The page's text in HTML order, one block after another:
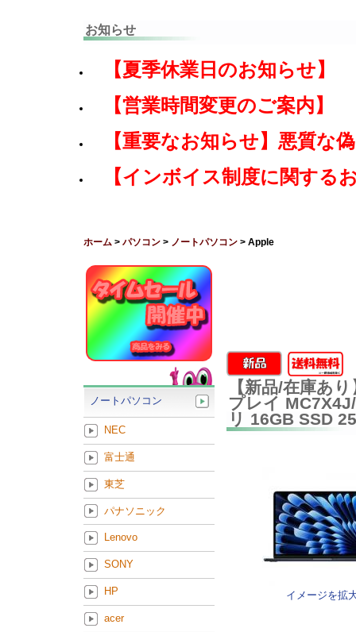
お知らせ
【夏季休業日のお知らせ】
【営業時間変更のご案内】
【重要なお知らせ】悪質な
【インボイス制度に関する
ホーム > パソコン > ノートパソコン > Apple
【新品/在庫あ
プレイ
リ 16GB SSD
イメージを拡
ノートパソコン
NEC
富士通
東芝
パナソニック
Lenovo
SONY
HP
acer